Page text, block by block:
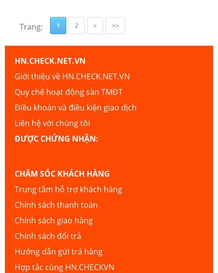
Trang: 1 2 > >>
HN.CHECK.NET.VN
Giới thiệu về HN.CHECK.NET.VN
Quy chế hoạt động sàn TMĐT
Điều khoản và điều kiện giao dịch
Liên hệ với chúng tôi
ĐƯỢC CHỨNG NHẬN:
CHĂM SÓC KHÁCH HÀNG
Trung tâm hỗ trợ khách hàng
Chính sách thanh toán
Chính sách giao hàng
Chính sách đổi trả
Hướng dẫn gửi trả hàng
Hợp tác cùng HN.CHECKVN